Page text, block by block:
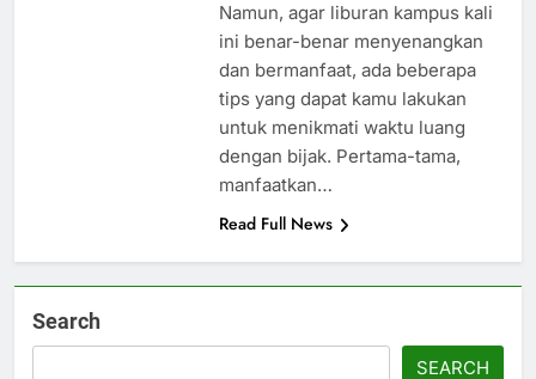
Namun, agar liburan kampus kali
ini benar-benar menyenangkan
dan bermanfaat, ada beberapa
tips yang dapat kamu lakukan
untuk menikmati waktu luang
dengan bijak. Pertama-tama,
manfaatkan…
Read Full News
Search
SEARCH